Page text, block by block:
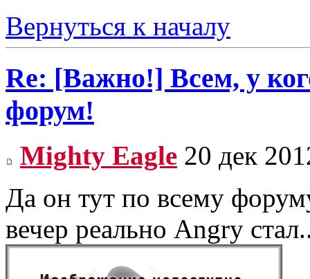
Вернуться к началу
Re: [Важно!] Всем, у
форум!
Mighty Eagle 20 дек
Да он тут по всему
вечер реально Angry